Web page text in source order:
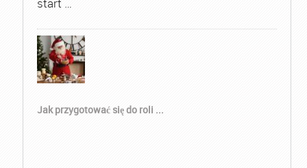
Jak przygotować się do roli ...